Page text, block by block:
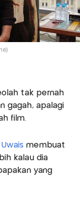
tak pernah
gagah, apalagi
film.
Uwais membuat
kalau dia
yang